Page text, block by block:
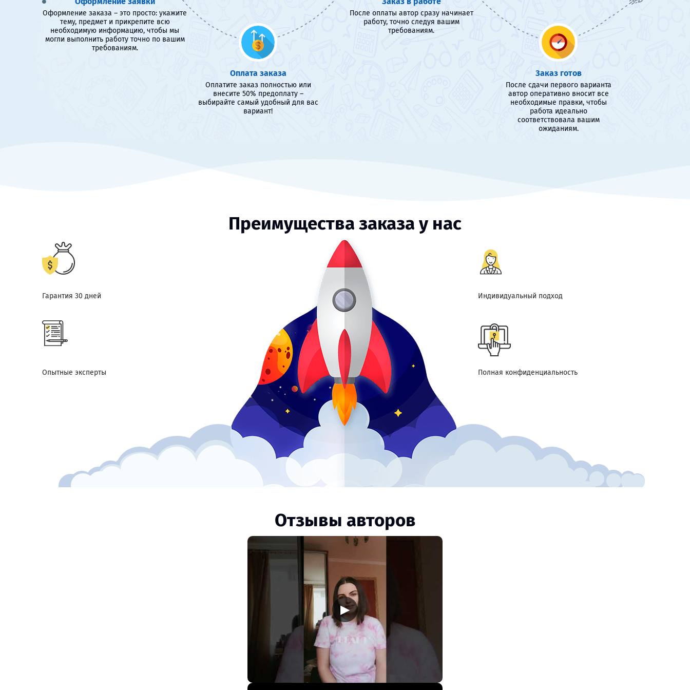
Оформление заказа – это просто: укажите
тему, предмет и прикрепите всю
необходимую информацию, чтобы мы
могли выполнить работу точно по вашим
требованиям.
Оплата заказа
Оплатите заказ полностью или
внесите 50% предоплату –
выбирайте самый удобный для вас
вариант!
После оплаты автор сразу начинает
работу, точно следуя вашим
требованиям.
Заказ готов
После сдачи первого варианта
автор оперативно вносит все
необходимые правки, чтобы
работа идеально
соответствовала вашим
ожиданиям.
Преимущества заказа у нас
Гарантия 30 дней Индивидуальный подход
Опытные эксперты Полная конфиденциальность
Отзывы авторов
▶